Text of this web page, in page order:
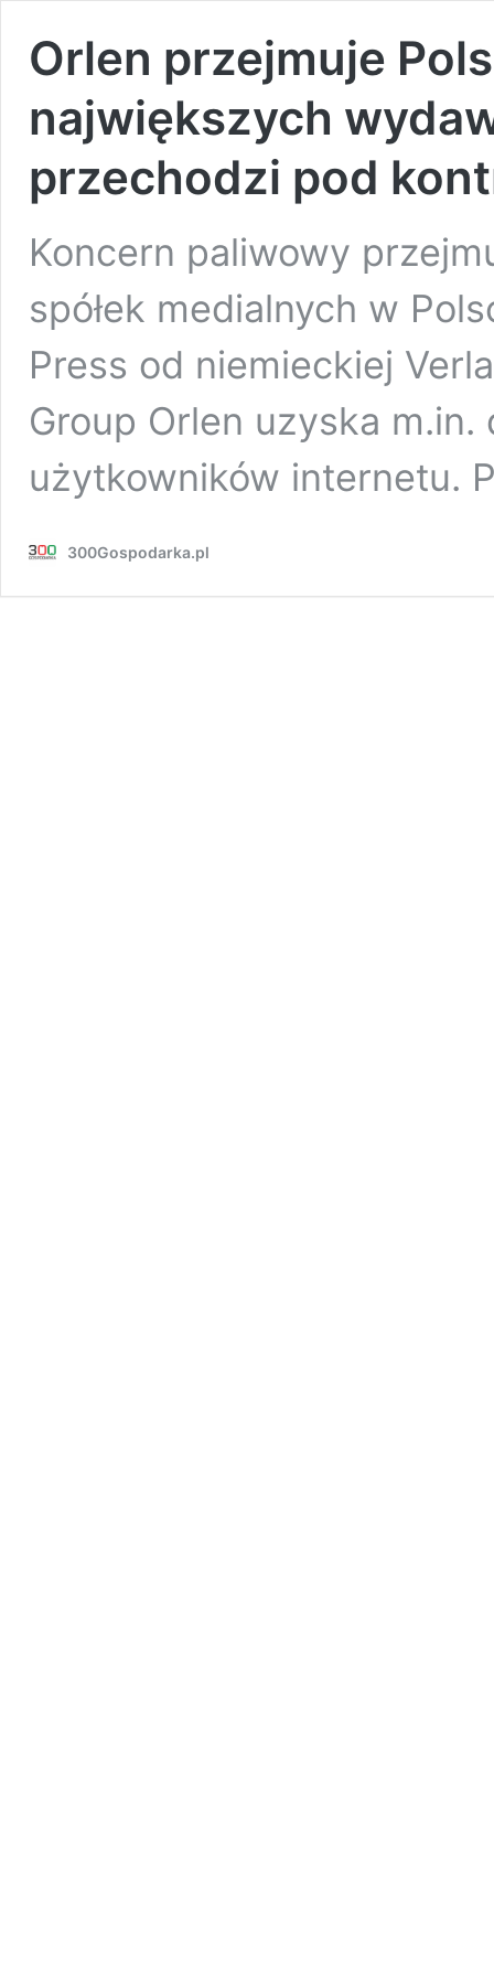
Orlen przejmuje
największych
przechodzi pod
Koncern paliwowy
spółek medialnych w
Press od niemieckiej
Group Orlen uzyska
użytkowników internetu.
300Gospodarka.pl